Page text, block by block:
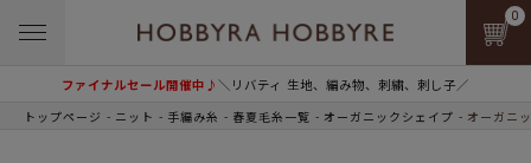
ファイナルセール開催中♪＼リバティ 生地、編み物、刺繍、刺し子／
0
トップページ ニット 手編み糸 春夏毛糸一覧 オーガニックシェイプ オーガニ